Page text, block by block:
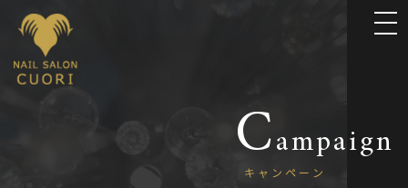
Campaign
キ ャ ン ペ ー ン